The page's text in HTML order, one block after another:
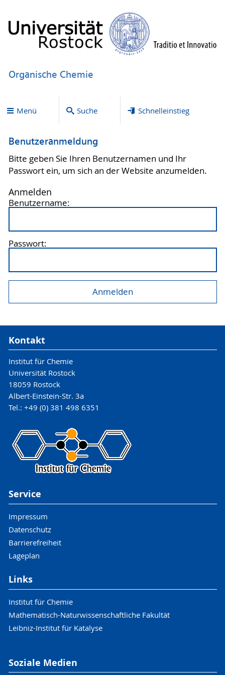
Organische Chemie
Menü Suche Schnelleinstieg
Benutzeranmeldung
Bitte geben Sie Ihren Benutzernamen und Ihr
Passwort ein, um sich an der Website anzumelden.
Anmelden
Benutzername:
Passwort:
Kontakt
Institut für Chemie
Universität Rostock
18059 Rostock
Albert-Einstein-Str. 3a
Tel.: +49 (0) 381 498 6351
Service
Impressum
Datenschutz
Barrierefreiheit
Lageplan
Links
Institut für Chemie
Mathematisch-Naturwissenschaftliche Fakultät
Leibniz-Institut für Katalyse
Soziale Medien